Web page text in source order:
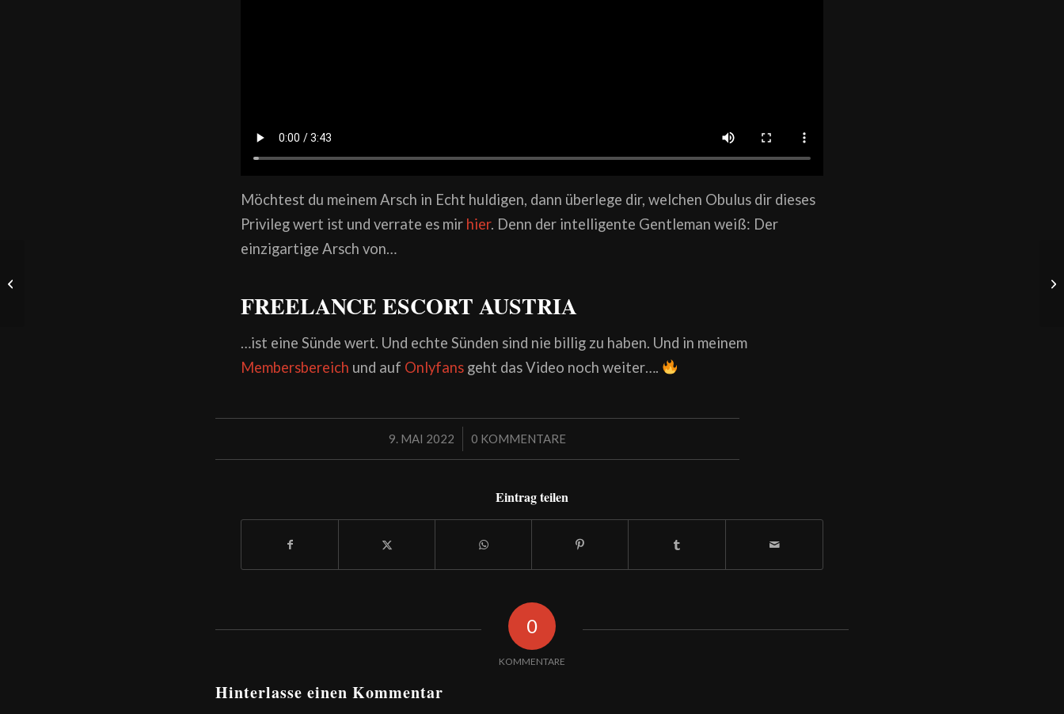
Möchtest du meinem Arsch in Echt huldigen, dann überlege dir, welchen Obulus dir dieses
Privileg wert ist und verrate es mir hier. Denn der intelligente Gentleman weiß: Der
einzigartige Arsch von…
FREELANCE ESCORT AUSTRIA
…ist eine Sünde wert. Und echte Sünden sind nie billig zu haben. Und in meinem
Membersbereich und auf Onlyfans geht das Video noch weiter….
9. MAI 2022
/ 0 KOMMENTARE
Eintrag teilen
0
KOMMENTARE
Hinterlasse einen Kommentar